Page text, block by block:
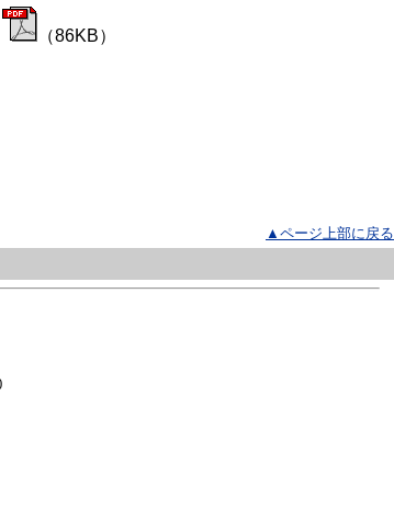
（86KB）
▲ページ上部に戻る